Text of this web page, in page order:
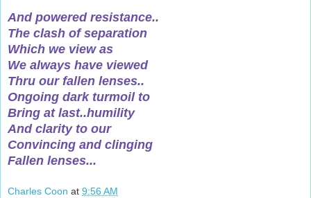
And powered resistance..
The clash of separation
Which we view as
We always have viewed
Thru our fallen lenses..
Ongoing dark turmoil to
Bring at last..humility
And clarity to our
Convincing and clinging
Fallen lenses...
Charles Coon at 9:56 AM